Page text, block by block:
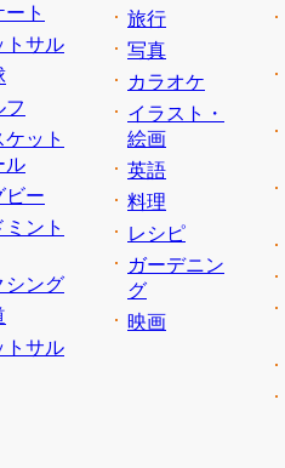
ート
トサル
フ
ケット
ル
ビー
ミント
シング
トサル
旅行
写真
カラオケ
イラスト・
絵画
英語
料理
レシピ
ガーデニン
グ
映画